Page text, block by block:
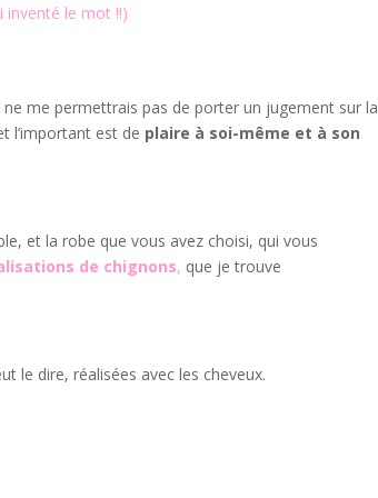
inventé le mot !!)
me permettrais pas de porter un jugement sur la
l’important est de plaire à soi-même et à son
et la robe que vous avez choisi, qui vous
de chignons, que je trouve
le dire, réalisées avec les cheveux.